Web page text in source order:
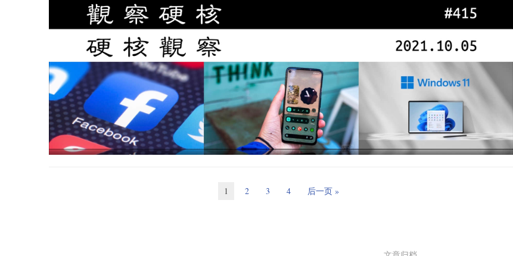
Ford 所设想的未来是将 RDF 应用于电商领域，不过 RDF 更振奋人心的地方在于，它或许可以应用于各个领域。RDF 标准以及
一系列相关标准，一旦得到广泛应用，被认为可以掀开基于数据库的软件服务的发展，如同 HTML 为文档出版带来新的发展契
机一般。
RDF 以及其他语义网技术似乎准备立刻接管的另一个领域是社交网络。FOAF 项目最初的名字是“
RDF Web Ring
的产物，旨在实现语义网的设想。FOAF 自诞生之初就被人们看好，有人甚至认为，FOAF 必定会淘汰掉其他社交网站。2004
年《卫报》的一篇文章这样介绍该项目：
最初是 1996 年，SixDegrees 开始运营；接着是去年，出现了 Friendster；上周是 Orkut；下周 Flickr 也会登上舞台。这些网
站不胜枚举，都是为了建立社交网络。如今，它们处在互联网发展的最前沿。但是，如果它们无法提供更实质性的好处，
在 FOAF 标准得到广泛应用之后，它们就会很难存活下去。 [2]
文章继续指出，社交网络面临的最大问题就是社交网站数量过多。这就需要一种能够将所有这些网站连接起来的手段。可行方
研究人员发布可以本地运行的 Copilot 替代品
GitHub Copilot 是最近几个在 AI 帮助下生成编程代码建议的工具之一，但在许可证方面和该软件向微软公司发送遥测数据方面
存在一些争议。美国纽约大学的一位研究人员开源了一个 Copilot 的替代品 FauxPilot，它可以在本地运行，而不会将数据发送
回微软。FauxPilot 不使用 Codex，它依靠的是 Salesforce 的 CodeGen 模型。但该模型也是在 GitHub 所有的公共代码上训练的，
因此许可证问题并没有得到解决。当然，你可以使用这个可以本地运行的 AI 模型专门针对某类许可证进行学习，或许针对你自
己希望重复使用的代码进行学习。
消息来源：The Register
老王点评：如果计算量可以承受，我想这个开源的 AI 工具或许在某些开发组织里面发挥作用。
Docker 成为双料独角兽，估值 21 亿美元
消息称，这家长期走入困境的容器化公司今天宣布了 1.05 亿美元的 C 轮融资，使其融资总额达到 1.63 亿美元，公司估值为 21
亿美元。在这次转机之前，Docker 的日子似乎已经屈指可数了，2019 年，Docker 陷入困境，不得不出售其企业部门，更换
CEO，并将自己重新定位为一个开发者平台。两年后，其年度经常性收入增长了 4 倍，达到 5000 万美元以上。Docker 说，近
年来它拥有超过 56,000 个商业客户，其中包括超过 70% 的财富 100 强公司、10 家顶级技术公司中的 9 家。
2046 年的互联网会是什么样子？
1 2 3 4 后一页 »